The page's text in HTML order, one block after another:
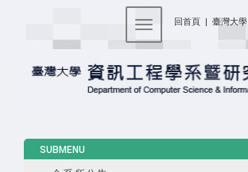
回首頁 | 臺灣大學
Toggle navigation
SUBMENU